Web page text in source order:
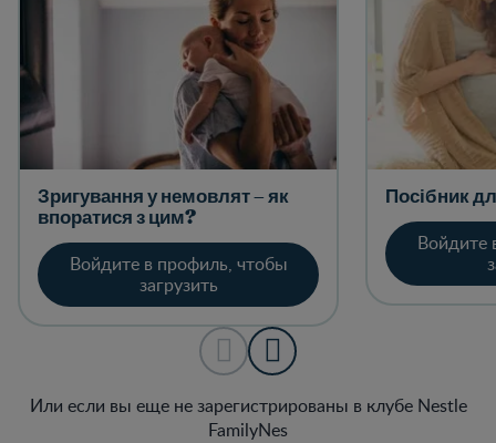
Зригування у немовлят – як
впоратися з цим?
Войдите в профиль, чтобы
загрузить
Посібник
Войдите
Или если вы еще не зарегистрированы в клубе Nestle
FamilyNes